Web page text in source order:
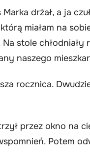
drżał, a ja
miałam na
stole chłodniały
naszego
rocznica.
przez okno na
Potem